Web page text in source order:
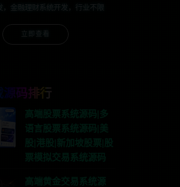
，金融理财系统开发，行业不限
立即查看
源码排行
高端股票系统源码|多
语言股票系统源码|美
股|港股|新加坡股票|股
票模拟交易系统源码
高端黄金交易系统源